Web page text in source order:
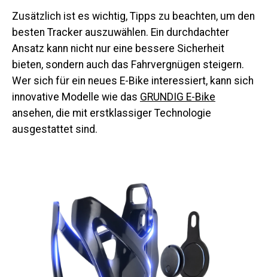
Zusätzlich ist es wichtig, Tipps zu beachten, um den
besten Tracker auszuwählen. Ein durchdachter
Ansatz kann nicht nur eine bessere Sicherheit
bieten, sondern auch das Fahrvergnügen steigern.
Wer sich für ein neues E-Bike interessiert, kann sich
innovative Modelle wie das GRUNDIG E-Bike
ansehen, die mit erstklassiger Technologie
ausgestattet sind.